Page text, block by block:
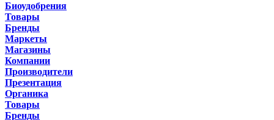
Биоудобрения
Товары
Бренды
Маркеты
Магазины
Компании
Производители
Презентация
Органика
Товары
Бренды